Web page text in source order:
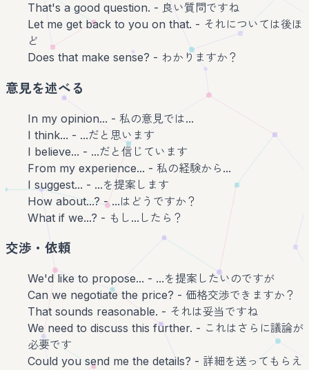
That's a good question. - 良い質問ですね
Let me get back to you on that. - それについては後ほ
ど
Does that make sense? - わかりますか？
意見を述べる
In my opinion... - 私の意見では...
I think... - ...だと思います
I believe... - ...だと信じています
From my experience... - 私の経験から...
I suggest... - ...を提案します
How about...? - ...はどうですか？
What if we...? - もし...したら？
交渉・依頼
We'd like to propose... - ...を提案したいのですが
Can we negotiate the price? - 価格交渉できますか？
That sounds reasonable. - それは妥当ですね
We need to discuss this further. - これはさらに議論が
必要です
Could you send me the details? - 詳細を送ってもらえ